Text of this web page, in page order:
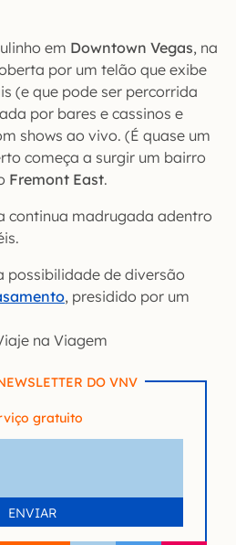
em Downtown Vegas, na
por um telão que exibe
(e que pode ser percorrida
por bares e cassinos e
shows ao vivo. (É quase um
começa a surgir um bairro
Fremont East.
continua madrugada adentro
possibilidade de diversão
, presidido por um
na Viagem
DO VNV
gratuito